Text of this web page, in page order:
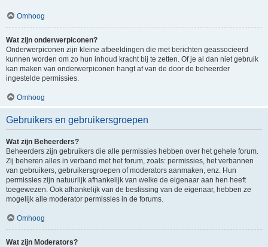
Omhoog
Wat zijn onderwerpiconen?
Onderwerpiconen zijn kleine afbeeldingen die met berichten geassocieerd
kunnen worden om zo hun inhoud kracht bij te zetten. Of je al dan niet gebruik
kan maken van onderwerpiconen hangt af van de door de beheerder
ingestelde permissies.
Omhoog
Gebruikers en gebruikersgroepen
Wat zijn Beheerders?
Beheerders zijn gebruikers die alle permissies hebben over het gehele forum.
Zij beheren alles in verband met het forum, zoals: permissies, het verbannen
van gebruikers, gebruikersgroepen of moderators aanmaken, enz. Hun
permissies zijn natuurlijk afhankelijk van welke de eigenaar aan hen heeft
toegewezen. Ook afhankelijk van de beslissing van de eigenaar, hebben ze
mogelijk alle moderator permissies in de forums.
Omhoog
Wat zijn Moderators?